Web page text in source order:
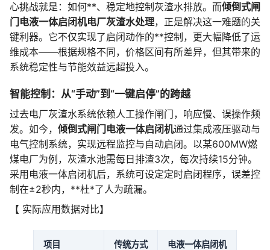
心挑战就是：如何**、稳定地控制灰渣水排放。而倾倒式闸
门电液一体启闭机电厂灰渣水处理，正是解决这一难题的关
键利器。它不仅实现了启闭动作的**控制，更大幅降低了运
维成本——根据规格不同，价格区间有所差异，但其带来的
系统稳定性与节能效益远超投入。
智能控制：从“手动”到“一键启停”的跨越
过去电厂灰渣水系统依赖人工操作闸门，响应慢、误操作频
发。如今， 倾倒式闸门电液一体启闭机通过集成液压驱动与
电气控制系统，实现远程监控与自动启闭。以某600MW燃
煤电厂为例，灰渣水池需每日排渣3次，每次持续15分钟。
采用电液一体启闭机后，系统可设定定时启闭程序，误差控
制在±2秒内，**杜*了人为疏漏。
【 实际应用数据对比】
项目 传统方式 电液一体启闭机